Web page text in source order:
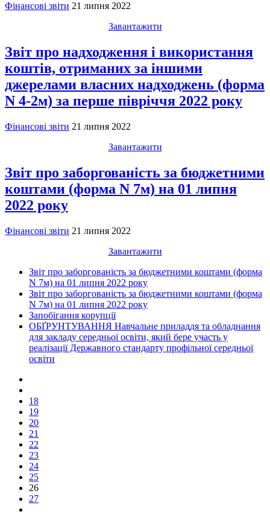
Фінансові звіти 21 липня 2022
Завантажити
Звіт про надходження і використання
коштів, отриманих за іншими
джерелами власних надходжень (форма
N 4-2м) за перше півріччя 2022 року
Фінансові звіти 21 липня 2022
Завантажити
Звіт про заборгованість за бюджетними
коштами (форма N 7м) на 01 липня
2022 року
Фінансові звіти 21 липня 2022
Завантажити
Звіт про заборгованість за бюджетними коштами (форма
N 7м) на 01 липня 2022 року
Звіт про заборгованість за бюджетними коштами (форма
N 7м) на 01 липня 2022 року
Запобігання корупції
ОБҐРУНТУВАННЯ Навчальне приладдя та обладнання
для закладу середньої освіти, який бере участь у
реалізації Державного стандарту профільної середньої
освіти
18
19
20
21
22
23
24
25
26
27